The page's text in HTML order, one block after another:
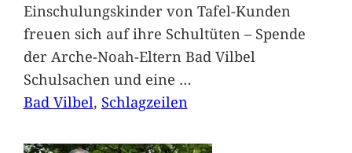
Einschulungskinder von Tafel-Kunden
freuen sich auf ihre Schultüten – Spende
der Arche-Noah-Eltern Bad Vilbel
Schulsachen und eine …
Bad Vilbel, Schlagzeilen